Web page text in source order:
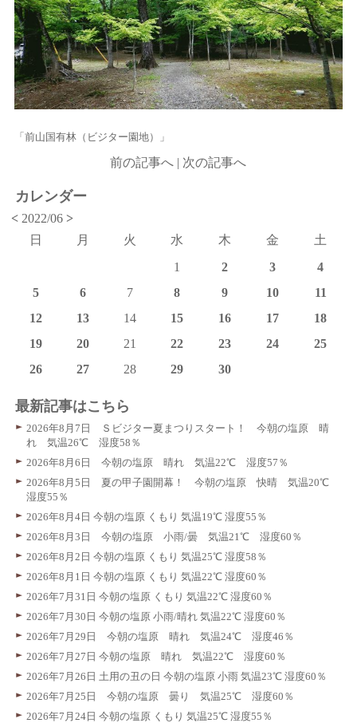
「前山国有林（ビジター園地）」
前の記事へ | 次の記事へ
カレンダー
< 2022/06>
日
月 火 水 木 金
土
1
2 3
4
5
6 7 8 9 10
11
12
13 14 15 16 17
18
19
20 21 22 23 24
25
26
27 28 29 30
最新記事はこちら
2026年8月7日 Ｓビジター夏まつりスタート！ 今朝の塩原 晴
れ 気温26℃ 湿度58％
2026年8月6日 今朝の塩原 晴れ 気温22℃ 湿度57％
2026年8月5日 夏の甲子園開幕！ 今朝の塩原 快晴 気温20℃
湿度55％
2026年8月4日 今朝の塩原 くもり 気温19℃ 湿度55％
2026年8月3日 今朝の塩原 小雨/曇 気温21℃ 湿度60％
2026年8月2日 今朝の塩原 くもり 気温25℃ 湿度58％
2026年8月1日 今朝の塩原 くもり 気温22℃ 湿度60％
2026年7月31日 今朝の塩原 くもり 気温22℃ 湿度60％
2026年7月30日 今朝の塩原 小雨/晴れ 気温22℃ 湿度60％
2026年7月29日 今朝の塩原 晴れ 気温24℃ 湿度46％
2026年7月27日 今朝の塩原 晴れ 気温22℃ 湿度60％
2026年7月26日 土用の丑の日 今朝の塩原 小雨 気温23℃ 湿度60％
2026年7月25日 今朝の塩原 曇り 気温25℃ 湿度60％
2026年7月24日 今朝の塩原 くもり 気温25℃ 湿度55％